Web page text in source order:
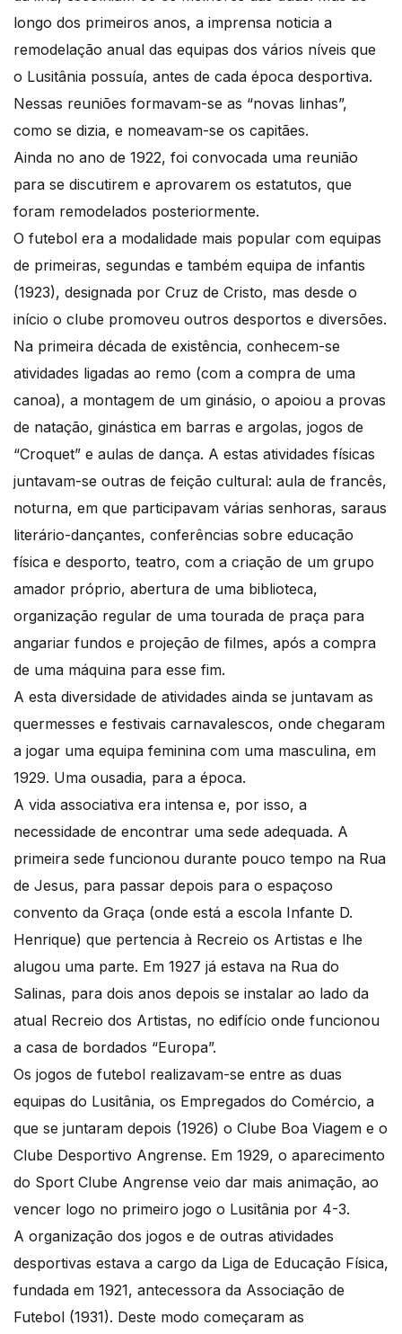
longo dos primeiros anos, a imprensa noticia a
remodelação anual das equipas dos vários níveis que
o Lusitânia possuía, antes de cada época desportiva.
Nessas reuniões formavam-se as “novas linhas”,
como se dizia, e nomeavam-se os capitães.
Ainda no ano de 1922, foi convocada uma reunião
para se discutirem e aprovarem os estatutos, que
foram remodelados posteriormente.
O futebol era a modalidade mais popular com equipas
de primeiras, segundas e também equipa de infantis
(1923), designada por Cruz de Cristo, mas desde o
início o clube promoveu outros desportos e diversões.
Na primeira década de existência, conhecem-se
atividades ligadas ao remo (com a compra de uma
canoa), a montagem de um ginásio, o apoiou a provas
de natação, ginástica em barras e argolas, jogos de
“Croquet” e aulas de dança. A estas atividades físicas
juntavam-se outras de feição cultural: aula de francês,
noturna, em que participavam várias senhoras, saraus
literário-dançantes, conferências sobre educação
física e desporto, teatro, com a criação de um grupo
amador próprio, abertura de uma biblioteca,
organização regular de uma tourada de praça para
angariar fundos e projeção de filmes, após a compra
de uma máquina para esse fim.
A esta diversidade de atividades ainda se juntavam as
quermesses e festivais carnavalescos, onde chegaram
a jogar uma equipa feminina com uma masculina, em
1929. Uma ousadia, para a época.
A vida associativa era intensa e, por isso, a
necessidade de encontrar uma sede adequada. A
primeira sede funcionou durante pouco tempo na Rua
de Jesus, para passar depois para o espaçoso
convento da Graça (onde está a escola Infante D.
Henrique) que pertencia à Recreio os Artistas e lhe
alugou uma parte. Em 1927 já estava na Rua do
Salinas, para dois anos depois se instalar ao lado da
atual Recreio dos Artistas, no edifício onde funcionou
a casa de bordados “Europa”.
Os jogos de futebol realizavam-se entre as duas
equipas do Lusitânia, os Empregados do Comércio, a
que se juntaram depois (1926) o Clube Boa Viagem e o
Clube Desportivo Angrense. Em 1929, o aparecimento
do Sport Clube Angrense veio dar mais animação, ao
vencer logo no primeiro jogo o Lusitânia por 4-3.
A organização dos jogos e de outras atividades
desportivas estava a cargo da Liga de Educação Física,
fundada em 1921, antecessora da Associação de
Futebol (1931). Deste modo começaram as